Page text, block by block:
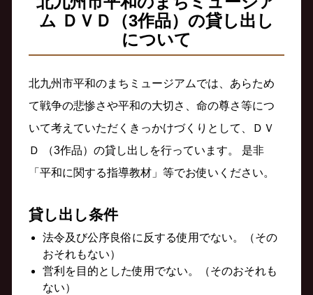
ム ＤＶＤ（3作品）の貸し出し
について
北九州市平和のまちミュージアムでは、あらため
て戦争の悲惨さや平和の大切さ、命の尊さ等につ
いて考えていただくきっかけづくりとして、ＤＶ
Ｄ （3作品）の貸し出しを行っています。 是非
「平和に関する指導教材」等でお使いください。
貸し出し条件
法令及び公序良俗に反する使用でない。（その
おそれもない）
営利を目的とした使用でない。（そのおそれも
ない）